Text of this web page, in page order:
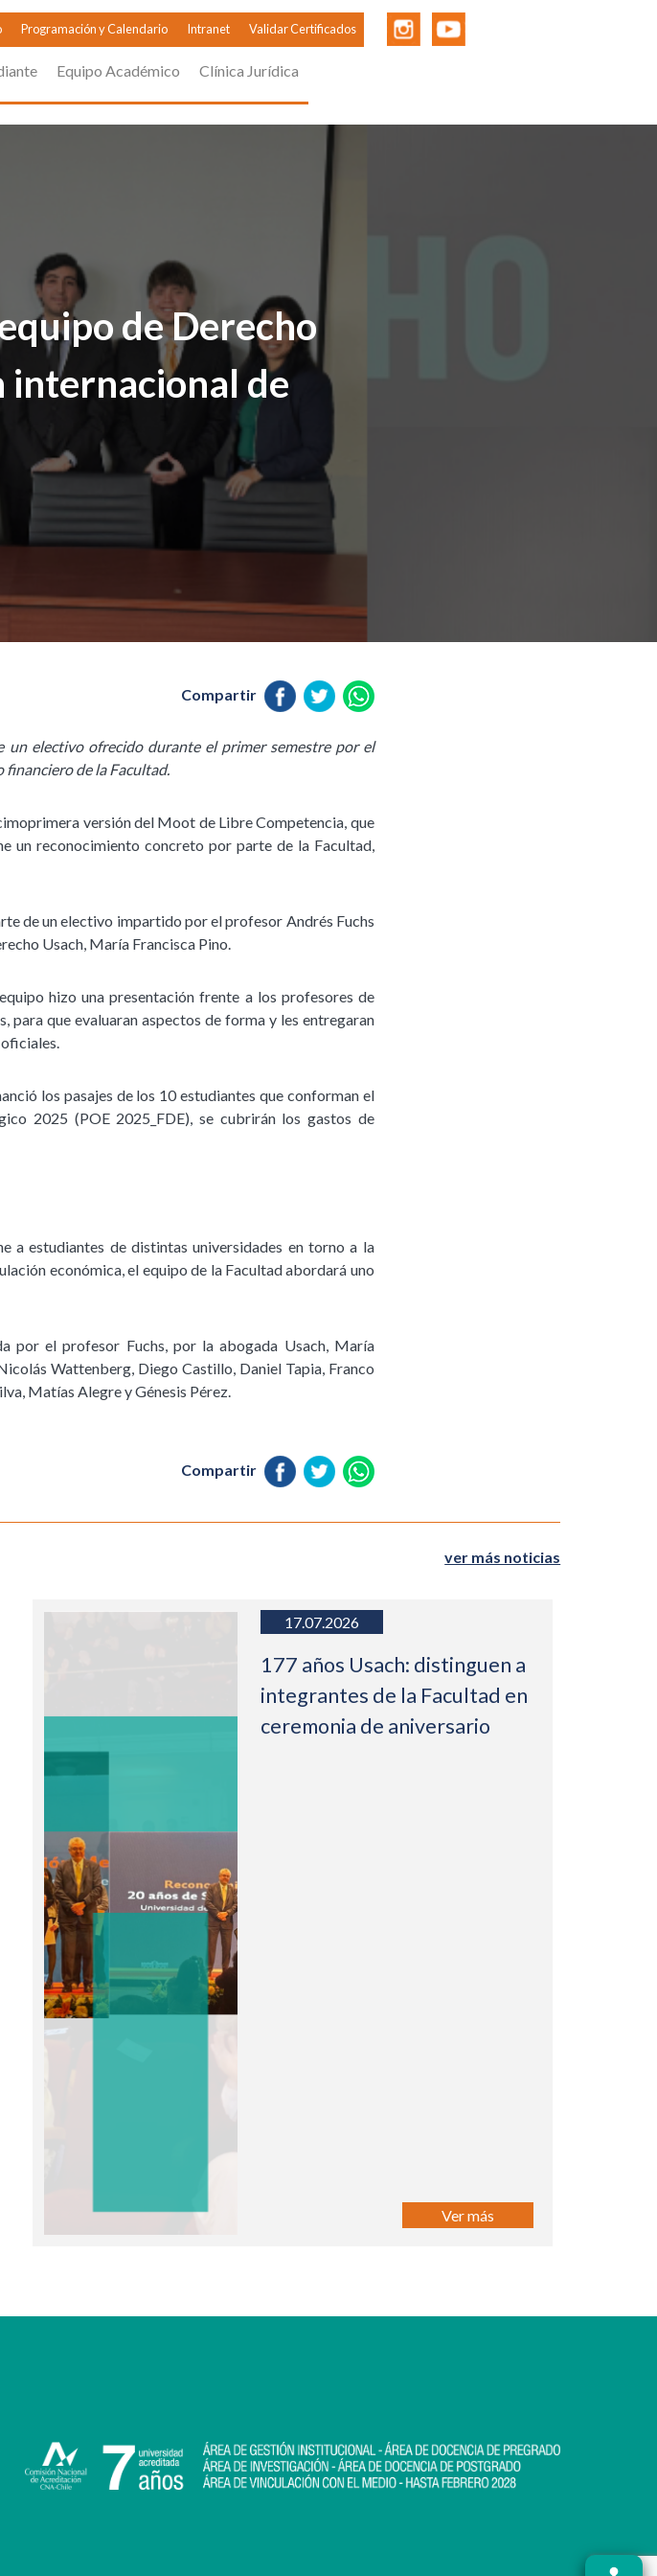
Programación y Calendario Intranet Validar Certificados
Equipo Académico Clínica Jurídica
de Derecho
internacional de
Compartir
un electivo ofrecido durante el primer semestre por el
financiero de la Facultad.
versión del Moot de Libre Competencia, que
un reconocimiento concreto por parte de la Facultad,
de un electivo impartido por el profesor Andrés Fuchs
Usach, María Francisca Pino.
hizo una presentación frente a los profesores de
para que evaluaran aspectos de forma y les entregaran
los pasajes de los 10 estudiantes que conforman el
2025 (POE 2025_FDE), se cubrirán los gastos de
a estudiantes de distintas universidades en torno a la
económica, el equipo de la Facultad abordará uno
por el profesor Fuchs, por la abogada Usach, María
Wattenberg, Diego Castillo, Daniel Tapia, Franco
Matías Alegre y Génesis Pérez.
Compartir
ver más noticias
17.07.2026
177 años Usach: distinguen a
integrantes de la Facultad en
ceremonia de aniversario
Ver más